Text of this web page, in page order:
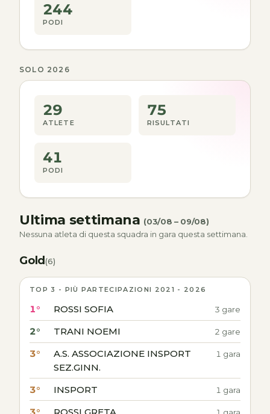
244
PODI
SOLO 2026
29
ATLETE
75
RISULTATI
41
PODI
Ultima settimana (03/08 – 09/08)
Nessuna atleta di questa squadra in gara questa settimana.
Gold(6)
TOP 3 - PIÙ PARTECIPAZIONI 2021 - 2026
1° ROSSI SOFIA 3 gare
2° TRANI NOEMI 2 gare
3°
A.S. ASSOCIAZIONE INSPORT
SEZ.GINN.
1 gara
3° INSPORT 1 gara
3° ROSSI GRETA 1 gara